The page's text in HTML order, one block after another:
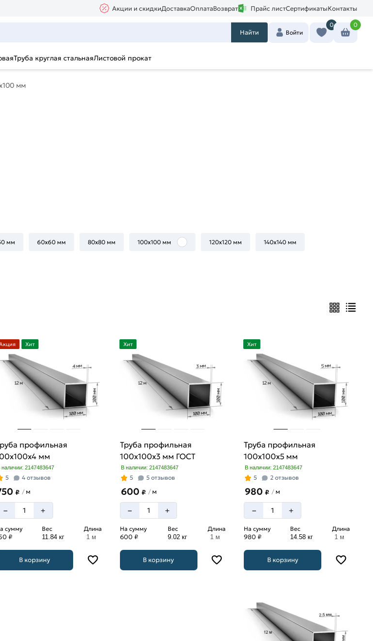
Акции и скидкиДоставкаОплатаВозврат Прайс листСертификатыКонтакты
Найти Войти
0 0
Труба круглая стальнаяЛистовой прокат
мм
мм 60х60 мм 80х80 мм 100х100 мм 120х120 мм 140х140 мм
Хит
профильная
мм
наличии: 2147483647
5 4 отзывов
₽ / м
– +
сумму
₽
Вес
11.84 кг
Длина
1 м
В корзину
Хит
Труба профильная
100х100х3 мм ГОСТ
В наличии: 2147483647
5 5 отзывов
600 ₽ /м
– +
На сумму
600 ₽
Вес
9.02 кг
Длина
1 м
В корзину
Хит
Труба профильная
100х100х5 мм
В наличии: 2147483647
5 2 отзывов
980₽ / м
– +
На сумму
980 ₽
Вес
14.58 кг
Длина
1 м
В корзину